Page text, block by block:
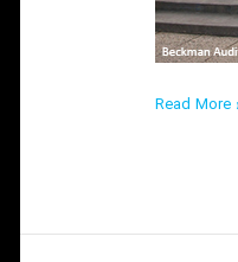
Read More